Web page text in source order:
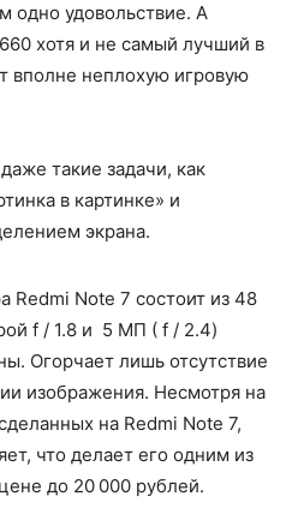
одно удовольствие. А
хотя и не самый лучший в
вполне неплохую игровую
такие задачи, как
в картинке» и
экрана.
Redmi Note 7 состоит из 48
f / 1.8 и 5 МП ( f / 2.4)
Огорчает лишь отсутствие
изображения. Несмотря на
на Redmi Note 7,
что делает его одним из
до 20 000 рублей.